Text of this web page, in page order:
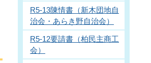
R5-13陳情書（新木団地自
治会・あらき野自治会）
R5-12要請書（柏民主商工
会）